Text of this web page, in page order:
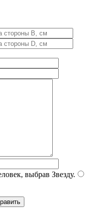
выбрав Звезду.